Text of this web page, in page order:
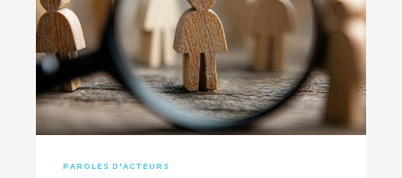
PAROLES D'ACTEURS